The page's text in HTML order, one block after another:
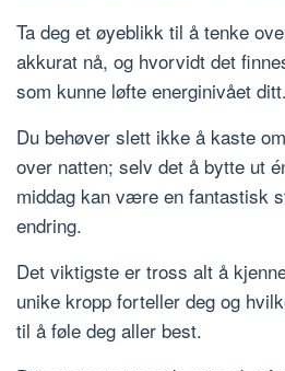
Ta deg et øyeblikk til å tenke
akkurat nå, og hvorvidt det
som kunne løfte energinivået ditt.
Du behøver slett ikke å kaste
over natten; selv det å bytte ut
middag kan være en fantastisk
endring.
Det viktigste er tross alt å
unike kropp forteller deg og
til å føle deg aller best.